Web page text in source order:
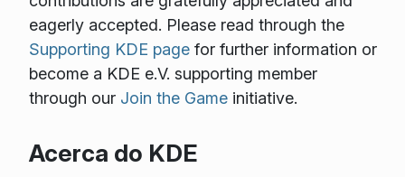
eagerly accepted. Please read through the
Supporting KDE pagefor further information or
become a KDE e.V. supporting member
through our Join the Gameinitiative.
Acerca do KDE